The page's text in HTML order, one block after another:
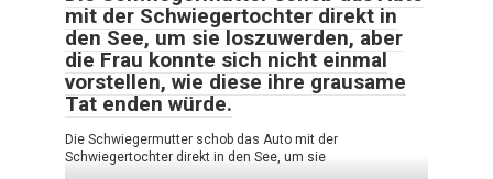
mit der Schwiegertochter direkt in
den See, um sie loszuwerden, aber
die Frau konnte sich nicht einmal
vorstellen, wie diese ihre grausame
Tat enden würde.
Die Schwiegermutter schob das Auto mit der
Schwiegertochter direkt in den See, um sie